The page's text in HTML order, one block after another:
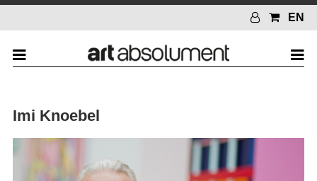
EN
Imi Knoebel